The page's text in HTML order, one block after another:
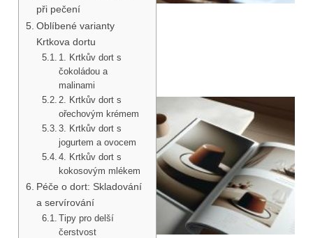
při pečení
Oblíbené varianty
Krtkova dortu
1. Krtkův dort s
čokoládou a
malinami
2. Krtkův dort s
ořechovým krémem
3. Krtkův dort s
jogurtem a ovocem
4. Krtkův dort s
kokosovým mlékem
Péče o dort: Skladování
a servírování
Tipy pro delší
čerstvost